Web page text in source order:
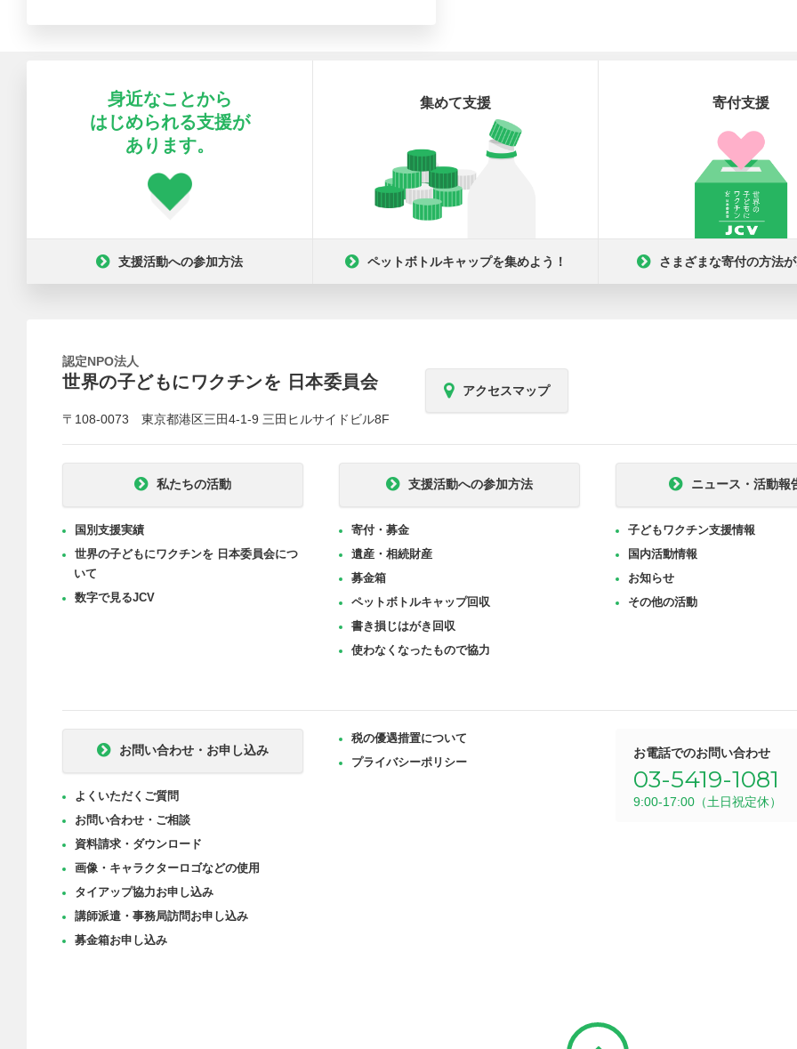
身近なことから
はじめられる支援が
あります。
支援活動への参加方法
集めて支援
ペットボトルキャップを集めよう！
寄付支援
さまざまな寄付の方法
認定NPO法人
世界の子どもにワクチンを 日本委員会
〒108-0073 東京都港区三田4-1-9 三田ヒルサイドビル8F
アクセスマップ
私たちの活動
国別支援実績
世界の子どもにワクチンを 日本委員会につ
いて
数字で見るJCV
支援活動への参加方法
寄付・募金
遺産・相続財産
募金箱
ペットボトルキャップ回収
書き損じはがき回収
使わなくなったもので協力
ニュース・活動報
子どもワクチン支援情報
国内活動情報
お知らせ
その他の活動
お問い合わせ・お申し込み
よくいただくご質問
お問い合わせ・ご相談
資料請求・ダウンロード
画像・キャラクターロゴなどの使用
タイアップ協力お申し込み
講師派遣・事務局訪問お申し込み
募金箱お申し込み
税の優遇措置について
プライバシーポリシー
お電話でのお問い合わせ
03-5419-1081
9:00-17:00（土日祝定休）